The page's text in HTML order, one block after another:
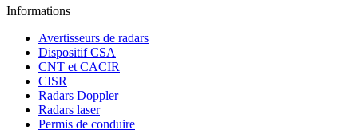
Informations
Avertisseurs de radars
Dispositif CSA
CNT et CACIR
CISR
Radars Doppler
Radars laser
Permis de conduire